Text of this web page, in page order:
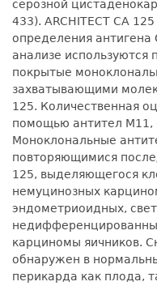
серозной
433). ARCHITECT CA
определения антигена
анализе
покрытые
захватывающими
125. Количественная
помощью антител М11,
Моноклональные
повторяющимися
125, выделяющегося
немуцинозных
эндометриоидных,
карциномы яичников.
обнаружен в
перикарда как плода,